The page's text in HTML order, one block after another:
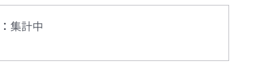
： 集計中